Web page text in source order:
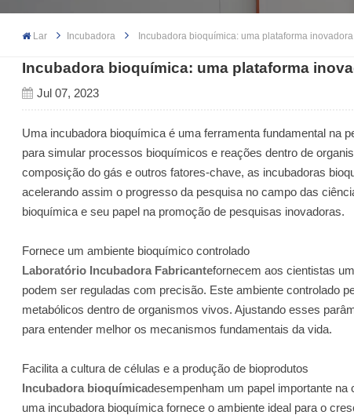
Lar Incubadora Incubadora bioquímica: uma plataforma
Incubadora bioquímica: uma plataforma
Jul 07, 2023
Uma incubadora bioquímica é uma ferramenta fundamental na
para simular processos bioquímicos e reações dentro de
composição do gás e outros fatores-chave, as incubadoras
acelerando assim o progresso da pesquisa no campo das
bioquímica e seu papel na promoção de pesquisas inovadoras.
Fornece um ambiente bioquímico controlado
Laboratório Incubadora Fabricantefornecem aos cientistas
podem ser reguladas com precisão. Este ambiente controlado
metabólicos dentro de organismos vivos. Ajustando esses
para entender melhor os mecanismos fundamentais da vida.
Facilita a cultura de células e a produção de bioprodutos
Incubadora bioquímicadesempenham um papel importante na
uma incubadora bioquímica fornece o ambiente ideal para o